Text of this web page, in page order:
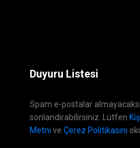
Duyuru Listesi
Spam e-postalar
sonlandırabilirsiniz. Lütfen
Metni ve Çerez Politikasını